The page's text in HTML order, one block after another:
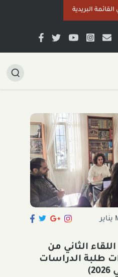
البريدية
5 يناير
الثاني من
طلبة الدراسات